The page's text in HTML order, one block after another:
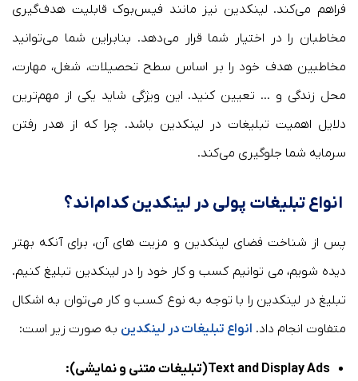
فراهم می‌کند. لینکدین نیز مانند فیس‌بوک قابلیت هدف‌گیری
مخاطبان را در اختیار شما قرار می‌دهد. بنابراین شما می‌توانید
مخاطبین هدف خود را بر اساس سطح تحصیلات، شغل، مهارت،
محل زندگی و … تعیین کنید. این ویژگی شاید یکی از مهم‌ترین
دلایل اهمیت تبلیغات در لینکدین باشد. چرا که از هدر رفتن
سرمایه شما جلوگیری می‌کند.
انواع تبلیغات پولی در لینکدین کدام‌اند؟
پس از شناخت فضای لینکدین و مزیت های آن، برای آنکه بهتر
دیده شویم، می توانیم کسب و کار خود را در لینکدین تبلیغ کنیم.
تبلیغ در لینکدین را با توجه به نوع کسب و کار می‌توان به اشکال
متفاوت انجام داد. انواع تبلیغات در لینکدین به صورت زیر است:
Text and Display Ads(تبلیغات متنی و نمایشی):